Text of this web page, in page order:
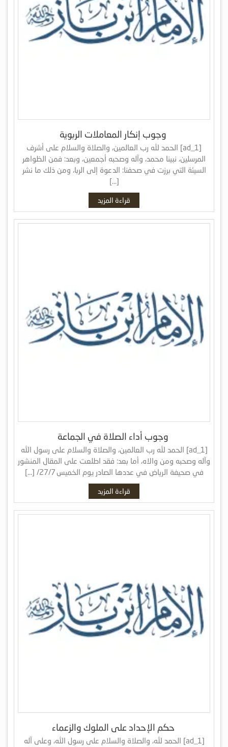
وجوب إنكار المعاملات الربوية
[ad_1] الحمد لله رب العالمين، والصلاة والسلام على أشرف
المرسلين، نبينا محمد، وآله وصحبه أجمعين، وبعد: فمن الظواهر
السيئة التي برزت في صحفنا: الدعوة إلى الربا، ومن ذلك ما نشر
[…]
قراءة المزيد
وجوب أداء الصلاة في الجماعة
[ad_1] الحمد لله رب العالمين، والصلاة والسلام على رسول الله
وآله وصحبه ومن والاه، أما بعد: فقد اطلعت على المقال المنشور
في صحيفة الرياض في عددها الصادر يوم الخميس 27/7/ […]
قراءة المزيد
حكم الإحداد على الملوك والزعماء
[ad_1] الحمد لله، والصلاة والسلام على رسول الله، وعلى آله